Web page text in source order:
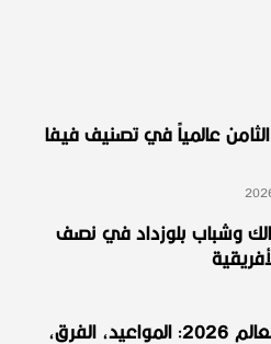
عالمياً في تصنيف فيفا
وشباب بلوزداد في نصف
مجموعة مصر في كأس العالم 2026: المواعيد، الفرق،